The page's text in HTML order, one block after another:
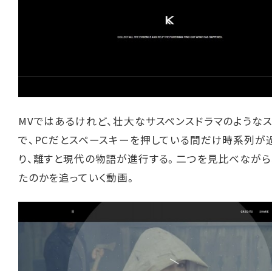
MVではあるけれど、壮大なサスペンスドラマのような
で、PCだとスペースキーを押している間だけ時系列が
り、離すと現代の物語が進行する。二つを見比べなが
たのかを追っていく動画。